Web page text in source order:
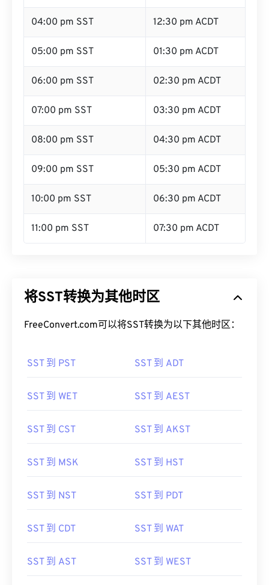
04:00 pm SST 12:30 pm ACDT
05:00 pm SST 01:30 pm ACDT
06:00 pm SST 02:30 pm ACDT
07:00 pm SST 03:30 pm ACDT
08:00 pm SST 04:30 pm ACDT
09:00 pm SST 05:30 pm ACDT
10:00 pm SST 06:30 pm ACDT
11:00 pm SST 07:30 pm ACDT
将SST转换为其他时区
FreeConvert.com可以将SST转换为以下其他时区：
SST 到 PST SST 到 ADT
SST 到 WET SST 到 AEST
SST 到 CST SST 到 AKST
SST 到 MSK SST 到 HST
SST 到 NST SST 到 PDT
SST 到 CDT SST 到 WAT
SST 到 AST SST 到 WEST